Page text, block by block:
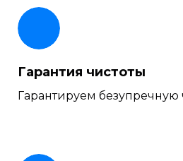
Гарантия чистоты
Гарантируем безупречную